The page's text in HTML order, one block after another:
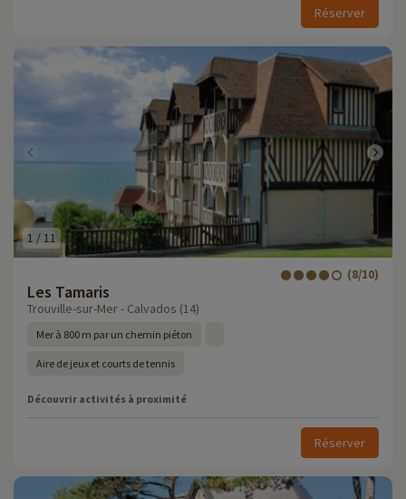
Réserver
1 / 11
Les Tamaris
(8/10)
Trouville-sur-Mer - Calvados (14)
Mer à 800 m par un chemin piéton
Aire de jeux et courts de tennis
Découvrir activités à proximité
Réserver